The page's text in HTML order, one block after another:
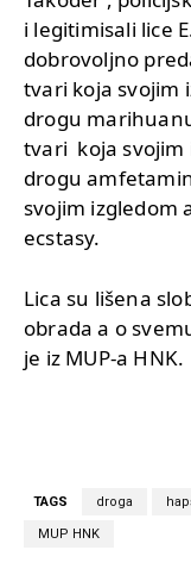
i legitimisali lice
dobrovoljno
tvari koja svojim
drogu
tvari koja svojim
drogu
svojim izgledom
ecstasy.
Lica su lišena
obrada a o
je iz MUP-a HNK.
TAGS droga
MUP HNK